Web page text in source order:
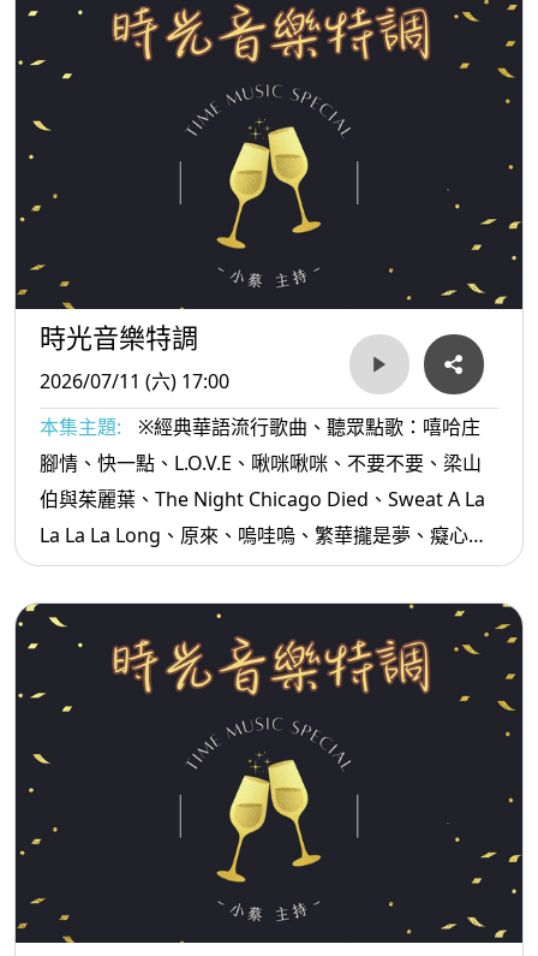
時光音樂特調
2026/07/11 (六) 17:00
本集主題:
※經典華語流行歌曲、聽眾點歌：嘻哈庄
腳情、快一點、L.O.V.E、啾咪啾咪、不要不要、梁山
伯與茱麗葉、The Night Chicago Died、Sweat A La
La La La Long、原來、嗚哇嗚、繁華攏是夢、癡心沈
落海、無情放抹記...等。